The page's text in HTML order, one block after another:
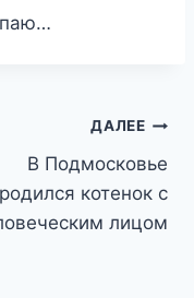
ДАЛЕЕ
В Подмосковье
родился котенок с
лицом